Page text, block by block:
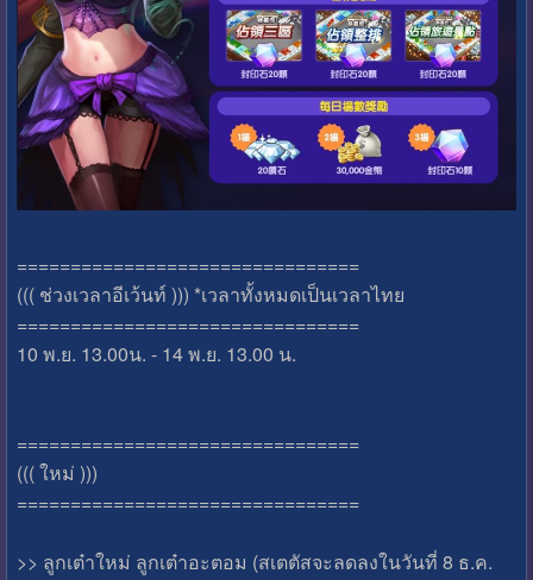
================================
((( ช่วงเวลาอีเว้นท์ ))) *เวลาทั้งหมดเป็นเวลาไทย
================================
10 พ.ย. 13.00น. - 14 พ.ย. 13.00 น.
================================
((( ใหม่ )))
================================
>> ลูกเต๋าใหม่ ลูกเต๋าอะตอม (สเตตัสจะลดลงในวันที่ 8 ธ.ค.